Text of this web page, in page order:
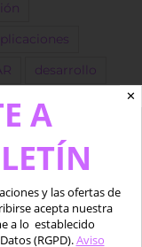
desarrollo
Oferta
✕
A
y las ofertas de
acepta nuestra
a lo establecido
(RGPD).Aviso